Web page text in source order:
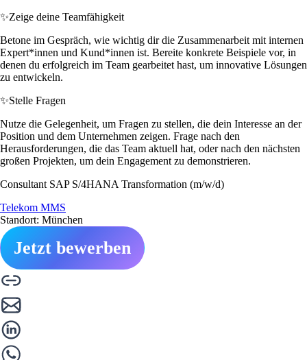
✨Zeige deine Teamfähigkeit
Betone im Gespräch, wie wichtig dir die Zusammenarbeit mit internen
Expert*innen und Kund*innen ist. Bereite konkrete Beispiele vor, in
denen du erfolgreich im Team gearbeitet hast, um innovative Lösungen
zu entwickeln.
✨Stelle Fragen
Nutze die Gelegenheit, um Fragen zu stellen, die dein Interesse an der
Position und dem Unternehmen zeigen. Frage nach den
Herausforderungen, die das Team aktuell hat, oder nach den nächsten
großen Projekten, um dein Engagement zu demonstrieren.
Consultant SAP S/4HANA Transformation (m/w/d)
Telekom MMS
Standort: München
Jetzt bewerben